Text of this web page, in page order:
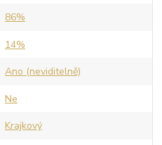
86%
14%
Ano (neviditelně)
Ne
Krajkový